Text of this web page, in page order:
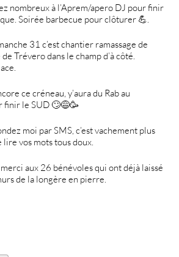
nombreux à l’Aprem/apero DJ pour finir
Soirée barbecue pour clôturer 💪.
31 c’est chantier ramassage de
Trévero dans le champ d’à côté.
ce créneau, y’aura du Rab au
finir le SUD 🙄😅🥳
moi par SMS, c’est vachement plus
vos mots tous doux.
aux 26 bénévoles qui ont déjà laissé
de la longère en pierre.